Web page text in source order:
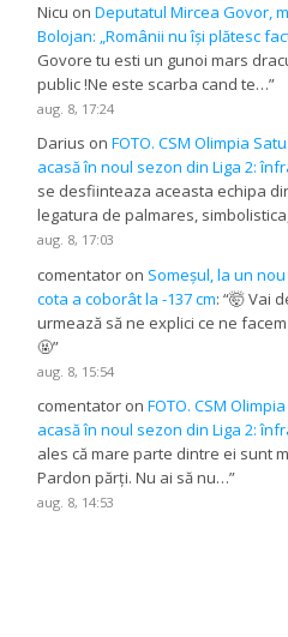
Nicu onDeputatul Mircea Govor,
Bolojan: „Românii nu își plătesc
Govore tu esti un gunoi mars
public !Ne este scarba cand te…”
aug. 8, 17:24
Darius onFOTO. CSM Olimpia
acasă în noul sezon din Liga 2:
se desfiinteaza aceasta echipa
legatura de palmares,
aug. 8, 17:03
comentator on Someșul, la un
cota a coborât la -137 cm: “🤯 Vai
urmează să ne explici ce ne
🤬”
aug. 8, 15:54
comentator onFOTO. CSM
acasă în noul sezon din Liga 2:
ales că mare parte dintre ei sunt
Pardon părți. Nu ai să nu…”
aug. 8, 14:53